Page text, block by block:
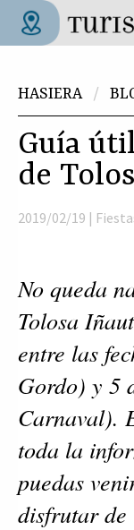
Skip to main content
HASIERA
Guía
de
2019/02/19 |
No queda
Tolosa
entre las
Gordo) y 5
Carnaval).
toda la
puedas
disfrutar de